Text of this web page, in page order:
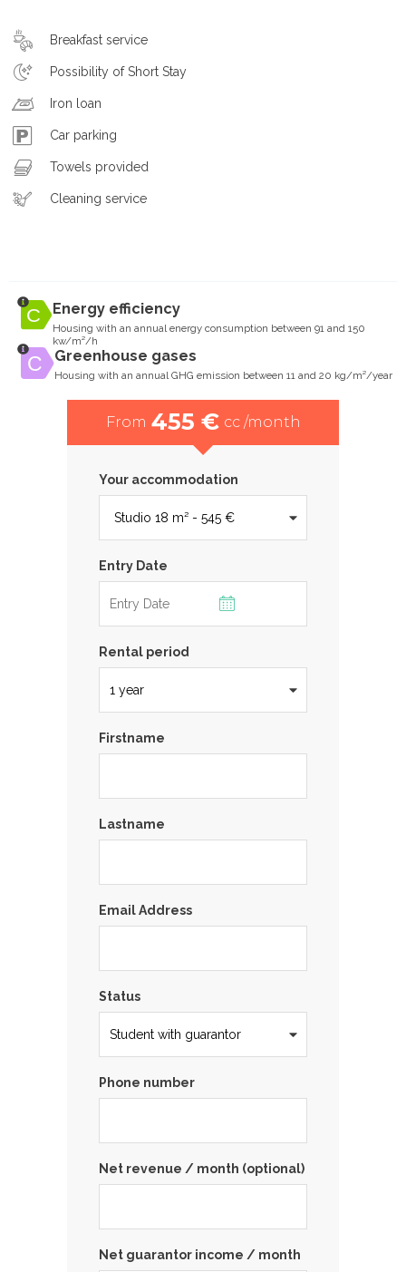
Breakfast service
Possibility of Short Stay
Iron loan
Car parking
Towels provided
Cleaning service
Energy efficiency
Housing with an annual energy consumption between 91 and 150
kw/m²/h
Greenhouse gases
Housing with an annual GHG emission between 11 and 20 kg/m²/year
From 455 € cc /month
Your accommodation
Entry Date
Rental period
Firstname
Lastname
Email Address
Status
Phone number
Net revenue / month (optional)
Net guarantor income / month